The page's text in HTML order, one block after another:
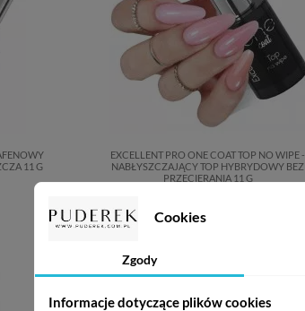
Cookies
Zgody
Informacje dotyczące plików cookies
11 G
EXCELLENT PRO ONE COAT TOP NO WIPE -
NABŁYSZCZAJĄCY TOP HYBRYDOWY BEZ
PRZECIERANIA 11 G